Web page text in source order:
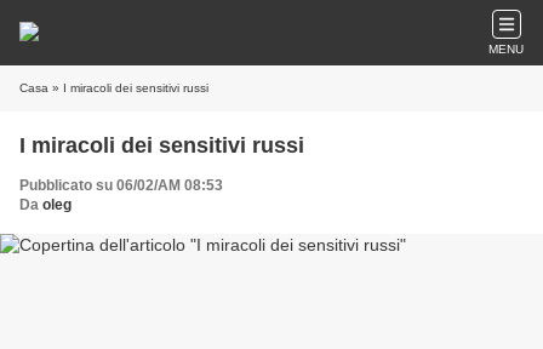
MENU
Casa » I miracoli dei sensitivi russi
I miracoli dei sensitivi russi
Pubblicato su 06/02/AM 08:53
Da oleg